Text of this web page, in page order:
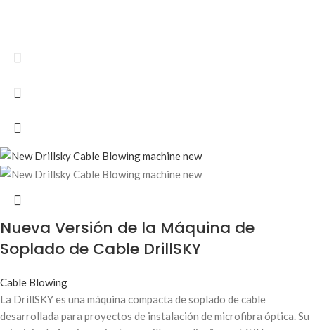
Nueva Versión de la Máquina de
Soplado de Cable DrillSKY
Cable Blowing
La DrillSKY es una máquina compacta de soplado de cable
desarrollada para proyectos de instalación de microfibra óptica. Su